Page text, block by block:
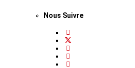
Nous Suivre